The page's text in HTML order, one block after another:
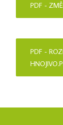
PDF -
PDF -